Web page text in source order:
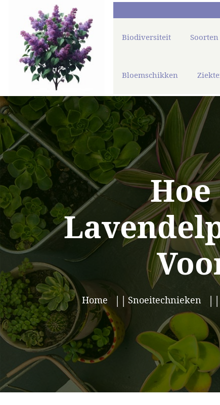
Biodiversiteit Soorten
Bloemschikken
Home Snoeitechnieken